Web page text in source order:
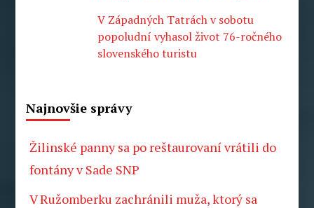
V Západných Tatrách v sobotu
popoludní vyhasol život 76-ročného
slovenského turistu
Najnovšie správy
Žilinské panny sa po reštaurovaní vrátili do
fontány v Sade SNP
V Ružomberku zachránili muža, ktorý sa